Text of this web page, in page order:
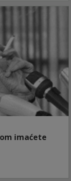
imaćete